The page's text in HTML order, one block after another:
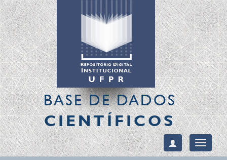
BASE DE DADOS
CIENTÍFICOS
Toggle